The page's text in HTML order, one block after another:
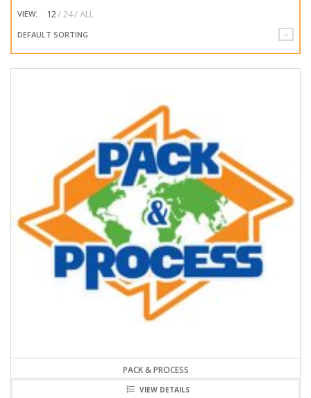
VIEW:
12 24 ALL
DEFAULT SORTING
PACK & PROCESS
VIEW DETAILS